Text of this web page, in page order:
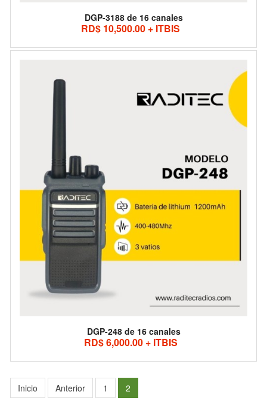
DGP-3188 de 16 canales
RD$ 10,500.00 + ITBIS
DGP-248 de 16 canales
RD$ 6,000.00 + ITBIS
Inicio Anterior 1 2